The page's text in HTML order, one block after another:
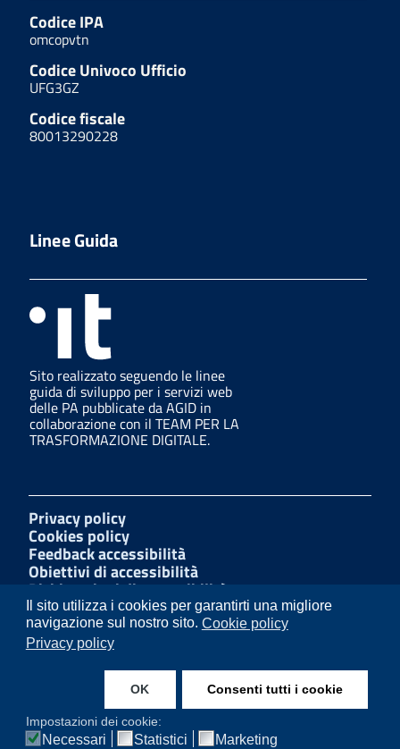
Il sito utilizza i cookies per garantirti una migliore
navigazione sul nostro sito. Cookie policy
Privacy policy
OK Consenti tutti i cookie
Impostazioni dei cookie:
Necessari Statistici Marketing
Codice IPA
omcopvtn
Codice Univoco Ufficio
UFG3GZ
Codice fiscale
80013290228
Linee Guida
Sito realizzato seguendo le linee
guida di sviluppo per i servizi web
delle PA pubblicate da AGID in
collaborazione con il TEAM PER LA
TRASFORMAZIONE DIGITALE.
Privacy policy
Cookies policy
Feedback accessibilità
Obiettivi di accessibilità
Dichiarazioni di accessibilità
Amministrazione Trasparente
Mappa del sito
Segnalazioni di illecito
Instagram
Facebook